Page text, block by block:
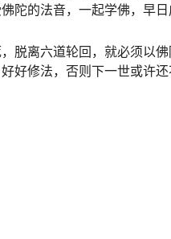
陀的法音，一起学佛，早日
脱离六道轮回，就必须以
好修法，否则下一世或许还